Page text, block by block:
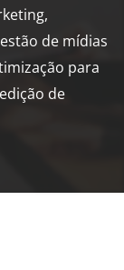
de mídias
para
de